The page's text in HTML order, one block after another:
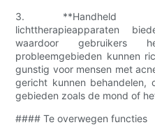
3. **Handheld
lichttherapieapparaten
waardoor
probleemgebieden kunnen
gunstig voor mensen met
gericht kunnen behandelen,
gebieden zoals de mond of
#### Te overwegen functies